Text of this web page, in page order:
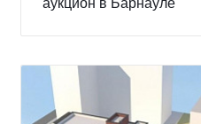
аукцион в Барнауле